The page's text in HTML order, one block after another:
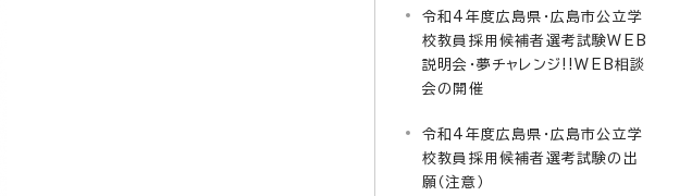
令和4年度広島県・広島市公立学
校教員採用候補者選考試験WEB
説明会・夢チャレンジ!!WEB相談
会の開催
令和4年度広島県・広島市公立学
校教員採用候補者選考試験の出
願（注意）